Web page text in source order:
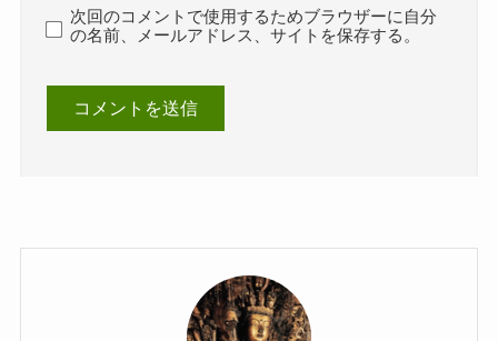
次回のコメントで使用するためブラウザーに自分
の名前、メールアドレス、サイトを保存する。